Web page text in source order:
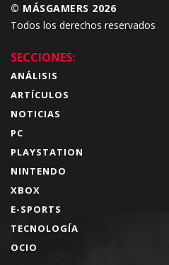
© MÁSGAMERS 2026
Todos los derechos reservados
SECCIONES:
ANÁLISIS
ARTÍCULOS
NOTICIAS
PC
PLAYSTATION
NINTENDO
XBOX
E-SPORTS
TECNOLOGÍA
OCIO